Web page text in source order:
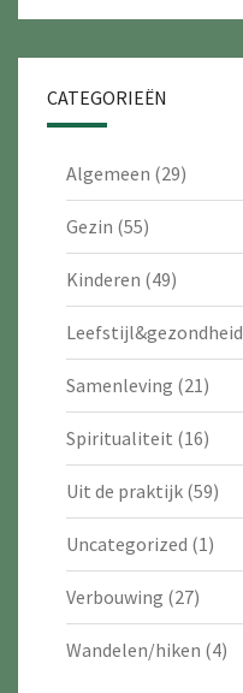
CATEGORIEËN
Algemeen (29)
Gezin (55)
Kinderen (49)
Leefstijl&gezondheid
Samenleving (21)
Spiritualiteit (16)
Uit de praktijk (59)
Uncategorized (1)
Verbouwing (27)
Wandelen/hiken (4)